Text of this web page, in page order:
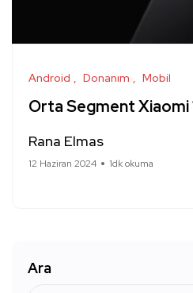
Android Donanım Mobil
Orta Segment Xiaomi
Rana Elmas
12 Haziran 2024 1dk okuma
Ara